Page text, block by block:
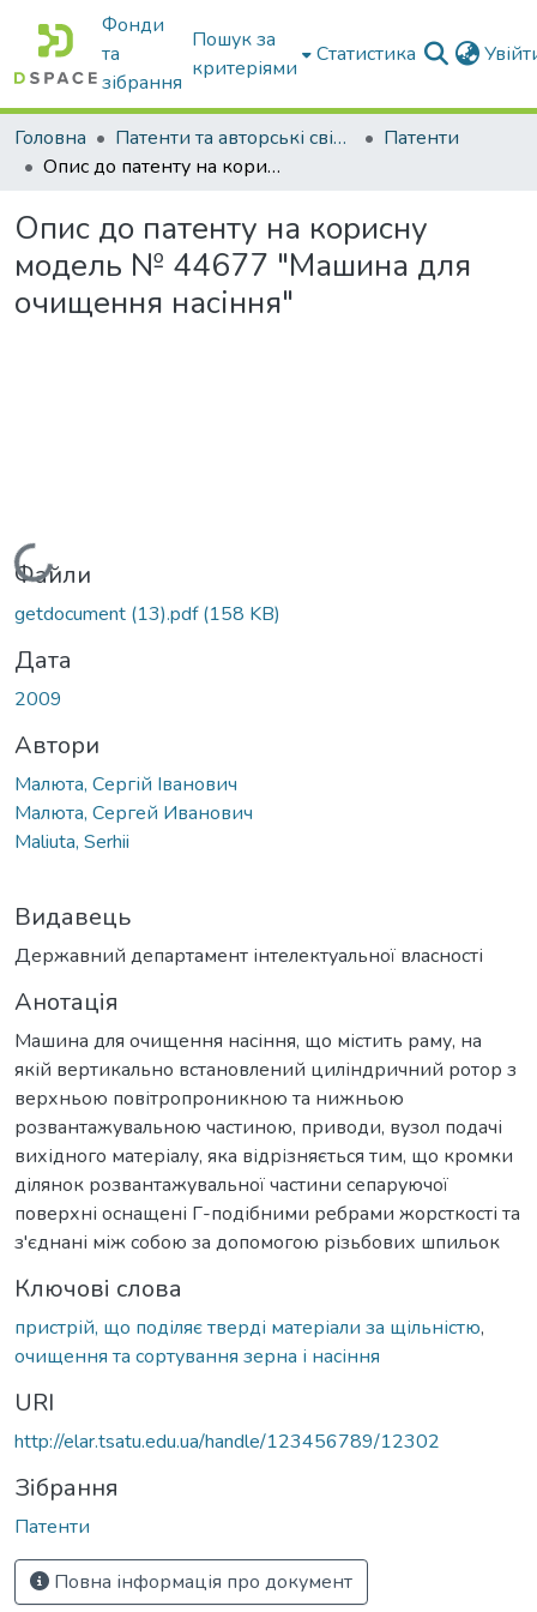
Фонди
та
зібрання
Пошук за
критеріями
Статистика
Головна Патенти та авторські свідоцтва
Патенти
Опис до патенту на корисну модель № 44677 "Машина для очищення насіння"
Опис до патенту на корисну
модель № 44677 "Машина для
очищення насіння"
Вантажиться...
Файли
getdocument (13).pdf(158 KB)
Дата
2009
Автори
Малюта, Сергій Іванович
Малюта, Сергей Иванович
Maliuta, Serhii
Видавець
Державний департамент інтелектуальної власності
Анотація
Машина для очищення насіння, що містить раму, на
якій вертикально встановлений циліндричний ротор з
верхньою повітропроникною та нижньою
розвантажувальною частиною, приводи, вузол подачі
вихідного матеріалу, яка відрізняється тим, що кромки
ділянок розвантажувальної частини сепаруючої
поверхні оснащені Г-подібними ребрами жорсткості та
з'єднані між собою за допомогою різьбових шпильок
Ключові слова
пристрій, що поділяє тверді матеріали за щільністю,
очищення та сортування зерна і насіння
URI
http://elar.tsatu.edu.ua/handle/123456789/12302
Зібрання
Патенти
Повна інформація про документ